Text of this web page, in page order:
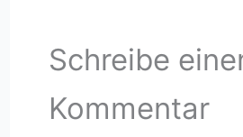
Schreibe
Kommentar